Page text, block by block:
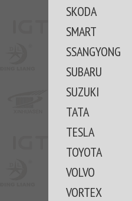
SKODA
SMART
SSANGYONG
SUBARU
SUZUKI
TATA
TESLA
TOYOTA
VOLVO
VORTEX